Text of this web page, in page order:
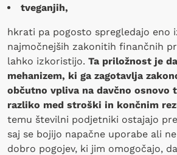
tveganjih,
hkrati pa pogosto spregledajo eno
najmočnejših zakonitih finančnih
lahko izkoristijo. Ta priložnost je
mehanizem, ki ga zagotavlja
občutno vpliva na davčno osnovo
razliko med stroški in končnim
temu številni podjetniki ostajajo
saj se bojijo napačne uporabe ali
dobro pogojev, ki jim omogočajo,